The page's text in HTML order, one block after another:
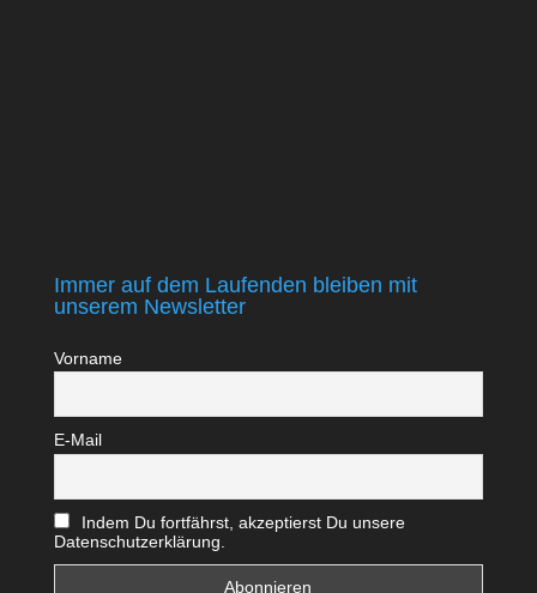
Immer auf dem Laufenden bleiben mit
unserem Newsletter
Vorname
E-Mail
Indem Du fortfährst, akzeptierst Du unsere
Datenschutzerklärung.